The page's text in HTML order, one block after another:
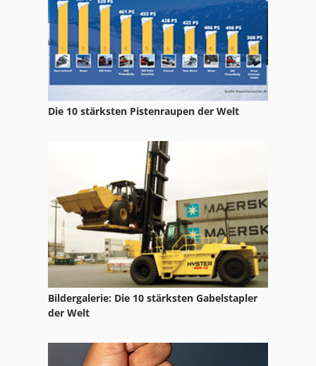
Maschineschraubstock 200 Mm
Nc Drehmaschine
Schuhmachermaschine Fraes Und Schleifmaschine
Säge Voll Automatisch
Tur 560
Die 10 stärksten Pistenraupen der Welt
Bildergalerie: Die 10 stärksten Gabelstapler
der Welt